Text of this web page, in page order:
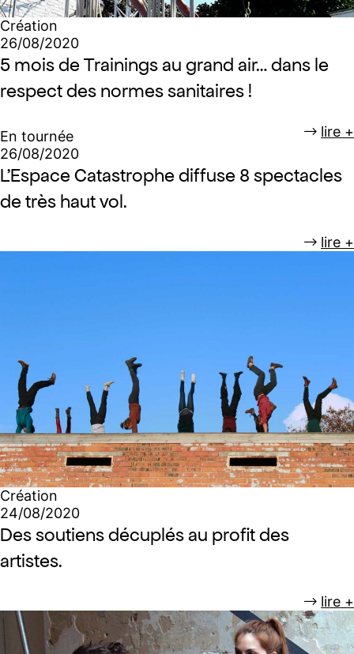
Création
26/08/2020
5 mois de Trainings au grand air… dans le
respect des normes sanitaires !
lire +
En tournée
26/08/2020
L’Espace Catastrophe diffuse 8 spectacles
de très haut vol.
lire +
Création
24/08/2020
Des soutiens décuplés au profit des
artistes.
lire +